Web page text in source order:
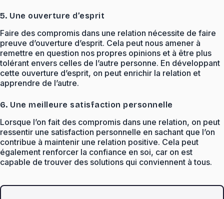
5. Une ouverture d’esprit
Faire des compromis dans une relation nécessite de faire
preuve d’ouverture d’esprit. Cela peut nous amener à
remettre en question nos propres opinions et à être plus
tolérant envers celles de l’autre personne. En développant
cette ouverture d’esprit, on peut enrichir la relation et
apprendre de l’autre.
6. Une meilleure satisfaction personnelle
Lorsque l’on fait des compromis dans une relation, on peut
ressentir une satisfaction personnelle en sachant que l’on
contribue à maintenir une relation positive. Cela peut
également renforcer la confiance en soi, car on est
capable de trouver des solutions qui conviennent à tous.